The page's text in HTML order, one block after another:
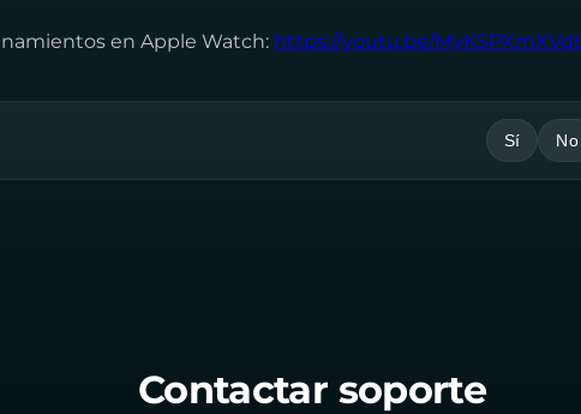
en Apple Watch: https://youtu.be/
Sí No
Contactar soporte